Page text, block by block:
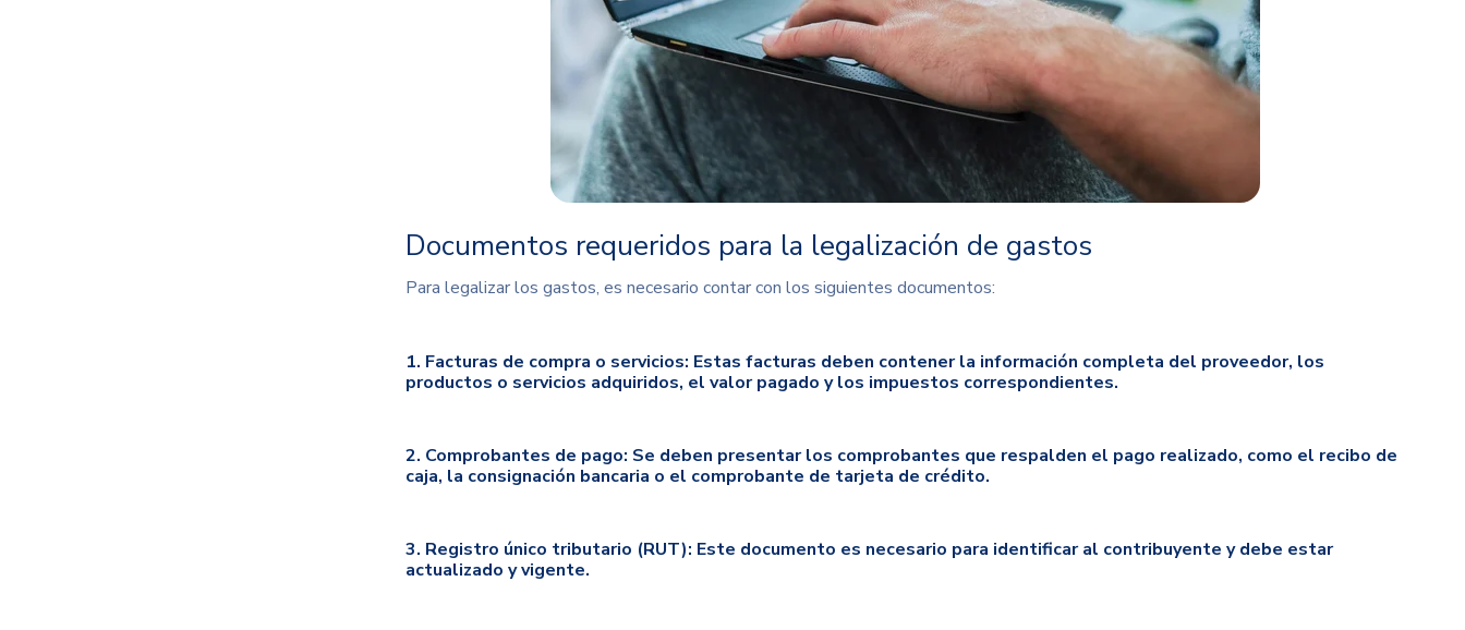
Documentos requeridos para la legalización de gastos
Para legalizar los gastos, es necesario contar con los siguientes documentos:
1. Facturas de compra o servicios: Estas facturas deben contener la información completa del proveedor, los
productos o servicios adquiridos, el valor pagado y los impuestos correspondientes.
2. Comprobantes de pago: Se deben presentar los comprobantes que respalden el pago realizado, como el recibo de
caja, la consignación bancaria o el comprobante de tarjeta de crédito.
3. Registro único tributario (RUT): Este documento es necesario para identificar al contribuyente y debe estar
actualizado y vigente.